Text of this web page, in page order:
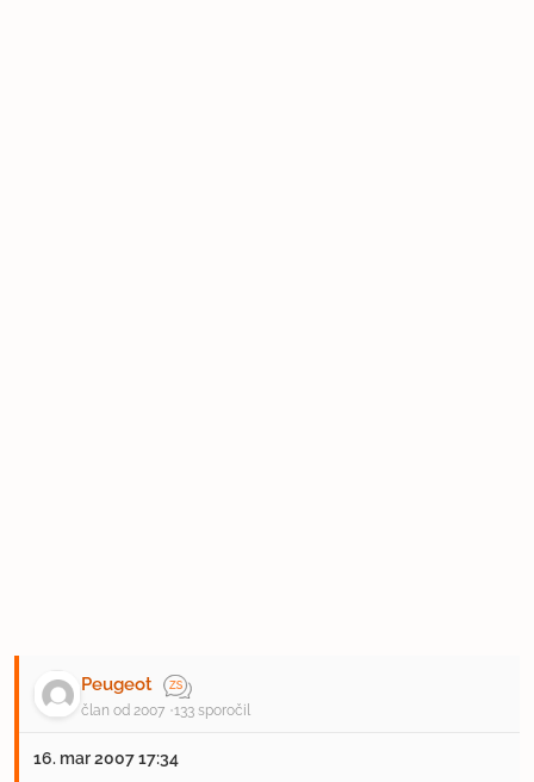
Peugeot
član od 2007 133 sporočil
16. mar 2007 17:34